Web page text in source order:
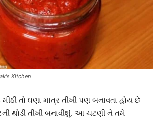
Kitchen
તો ઘણા માત્ર તીખી પણ બનાવતા હોય છે
થોડી તીખી બનાવીશું. આ ચટણી ને તમે